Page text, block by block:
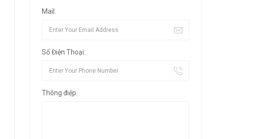
Mail:
Số Điện Thoại:
Thông điệp: